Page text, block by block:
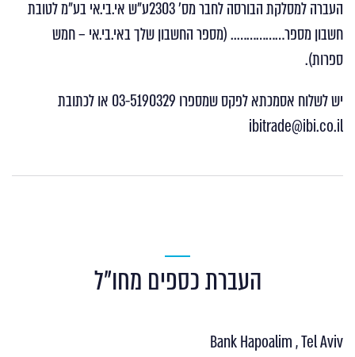
העברה למסלקת הבורסה לחבר מס’ 2303ע”ש אי.בי.אי בע”מ לטובת
חשבון מספר…………….. (מספר החשבון שלך באי.בי.אי – חמש
ספרות).
יש לשלוח אסמכתא לפקס שמספרו 03-5190329 או לכתובת
ibitrade@ibi.co.il
העברת כספים מחו”ל
Bank Hapoalim , Tel Aviv